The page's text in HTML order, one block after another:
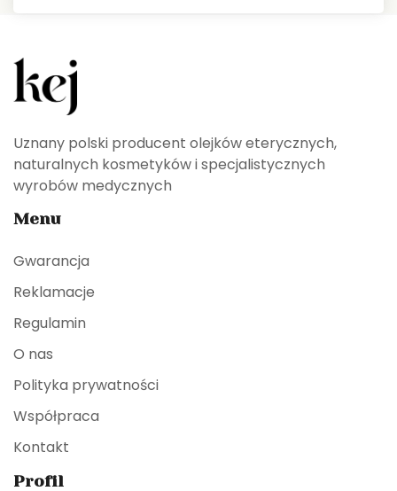
Uznany polski producent olejków eterycznych,
naturalnych kosmetyków i specjalistycznych
wyrobów medycznych
Menu
Gwarancja
Reklamacje
Regulamin
O nas
Polityka prywatności
Współpraca
Kontakt
Profil